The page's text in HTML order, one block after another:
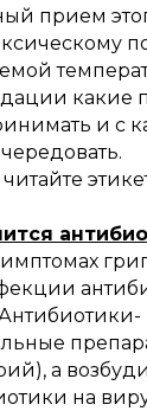
прием
какие
и с
а
на